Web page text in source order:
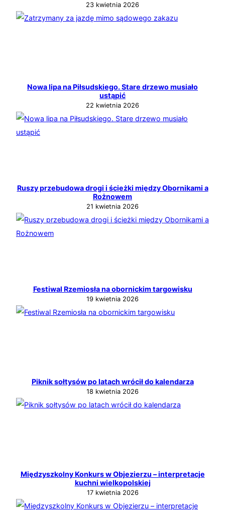
23 kwietnia 2026
Nowa lipa na Piłsudskiego. Stare drzewo musiało
ustąpić
22 kwietnia 2026
Ruszy przebudowa drogi i ścieżki między Obornikami a
Rożnowem
21 kwietnia 2026
Festiwal Rzemiosła na obornickim targowisku
19 kwietnia 2026
Piknik sołtysów po latach wrócił do kalendarza
18 kwietnia 2026
Międzyszkolny Konkurs w Objezierzu – interpretacje
kuchni wielkopolskiej
17 kwietnia 2026